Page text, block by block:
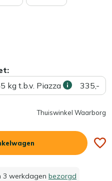
kg t.b.v. Piazza
335,-
Thuiswinkel Waarborg
3 werkdagen bezorgd